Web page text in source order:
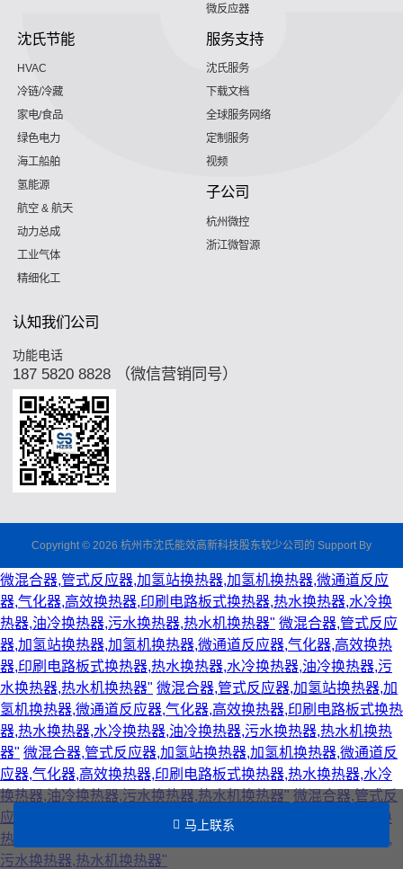
马上联系
微反应器
沈氏节能
HVAC
冷链/冷藏
家电/食品
绿色电力
海工船舶
氢能源
航空 & 航天
动力总成
工业气体
精细化工
服务支持
沈氏服务
下载文档
全球服务网络
定制服务
视频
子公司
杭州微控
浙江微智源
认知我们公司
功能电话
187 5820 8828 （微信营销同号）
Copyright © 2026 杭州市沈氏能效高新科技股东较少公司的 Support By
微混合器,管式反应器,加氢站换热器,加氢机换热器,微通道反应
器,气化器,高效换热器,印刷电路板式换热器,热水换热器,水冷换
热器,油冷换热器,污水换热器,热水机换热器" 微混合器,管式反应
器,加氢站换热器,加氢机换热器,微通道反应器,气化器,高效换热
器,印刷电路板式换热器,热水换热器,水冷换热器,油冷换热器,污
水换热器,热水机换热器" 微混合器,管式反应器,加氢站换热器,加
氢机换热器,微通道反应器,气化器,高效换热器,印刷电路板式换热
器,热水换热器,水冷换热器,油冷换热器,污水换热器,热水机换热
器" 微混合器,管式反应器,加氢站换热器,加氢机换热器,微通道反
应器,气化器,高效换热器,印刷电路板式换热器,热水换热器,水冷
换热器,油冷换热器,污水换热器,热水机换热器" 微混合器,管式反
应器,加氢站换热器,加氢机换热器,微通道反应器,气化器,高效换
热器,印刷电路板式换热器,热水换热器,水冷换热器,油冷换热器,
污水换热器,热水机换热器"